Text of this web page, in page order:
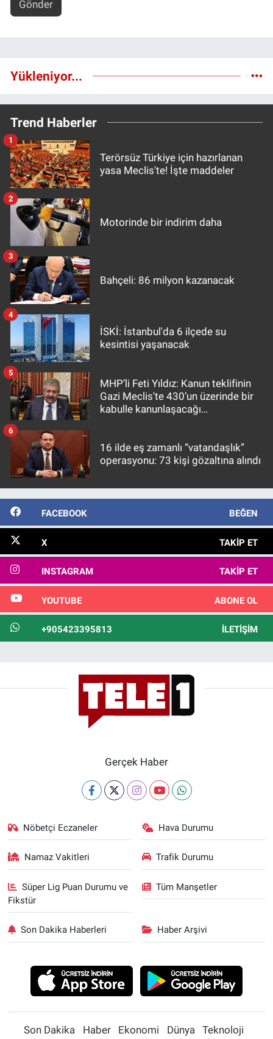
Gönder
Yükleniyor...
Trend Haberler
Terörsüz Türkiye için hazırlanan
yasa Meclis'te! İşte maddeler
1
Motorinde bir indirim daha
2
Bahçeli: 86 milyon kazanacak
3
İSKİ: İstanbul'da 6 ilçede su
kesintisi yaşanacak
4
MHP’li Feti Yıldız: Kanun teklifinin
Gazi Meclis'te 430’un üzerinde bir
kabulle kanunlaşacağı
5
16 ilde eş zamanlı “vatandaşlık”
operasyonu: 73 kişi gözaltına alındı
6
FACEBOOK BEĞEN
X TAKIP ET
INSTAGRAM TAKIP ET
YOUTUBE ABONE OL
+905423395813 İLETIŞIM
Gerçek Haber
Nöbetçi Eczaneler Hava Durumu
Namaz Vakitleri Trafik Durumu
Süper Lig Puan Durumu ve
Fikstür
Tüm Manşetler
Son Dakika Haberleri Haber Arşivi
Son Dakika Haber Ekonomi Dünya Teknoloji